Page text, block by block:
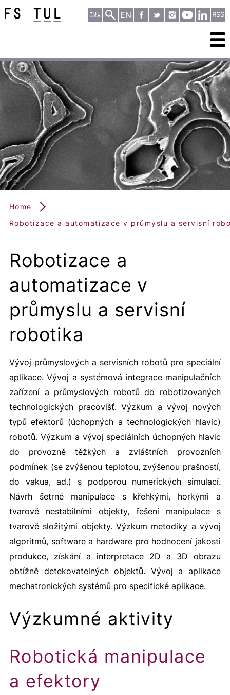
EN RSS
Home
Robotizace a automatizace v průmyslu a servisní
Robotizace a
automatizace v
průmyslu a servisní
robotika
Vývoj průmyslových a servisních robotů pro speciální
aplikace. Vývoj a systémová integrace manipulačních
zařízení a průmyslových robotů do robotizovaných
technologických pracovišť. Výzkum a vývoj nových
typů efektorů (úchopných a technologických hlavic)
robotů. Výzkum a vývoj speciálních úchopných hlavic
do provozně těžkých a zvláštních provozních
podmínek (se zvýšenou teplotou, zvýšenou prašností,
do vakua, ad.) s podporou numerických simulací.
Návrh šetrné manipulace s křehkými, horkými a
tvarově nestabilními objekty, řešení manipulace s
tvarově složitými objekty. Výzkum metodiky a vývoj
algoritmů, software a hardware pro hodnocení jakosti
produkce, získání a interpretace 2D a 3D obrazu
obtížně detekovatelných objektů. Vývoj a aplikace
mechatronických systémů pro specifické aplikace.
Výzkumné aktivity
Robotická manipulace
a efektory